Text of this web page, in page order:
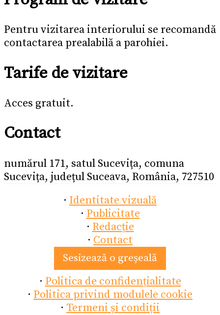
Pentru vizitarea interiorului se recomandă
contactarea prealabilă a parohiei.
Tarife de vizitare
Acces gratuit.
Contact
numărul 171, satul Sucevița, comuna
Sucevița, județul Suceava, România, 727510
· Identitate vizuală
· Publicitate
· Redacție
· Contact
Sesizează o greșeală
· Politica de confidențialitate
· Politica privind modulele cookie
· Termeni și condiții